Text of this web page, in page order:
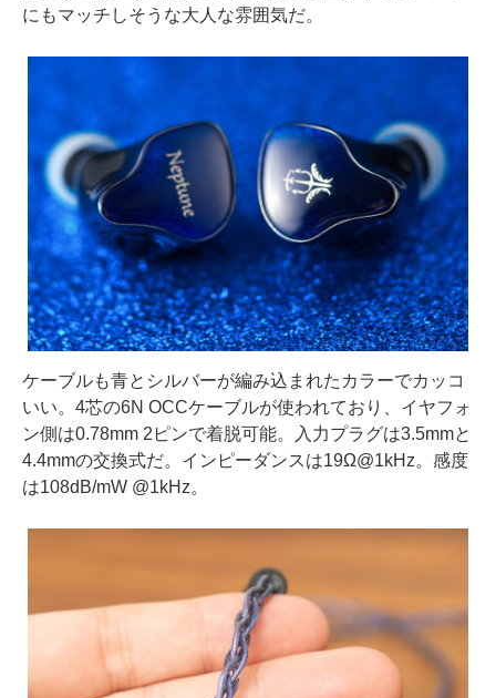
にもマッチしそうな大人な雰囲気だ。
ケーブルも青とシルバーが編み込まれたカラーでカッコ
いい。4芯の6N OCCケーブルが使われており、イヤフォ
ン側は0.78mm 2ピンで着脱可能。入力プラグは3.5mmと
4.4mmの交換式だ。インピーダンスは19Ω@1kHz。感度
は108dB/mW @1kHz。